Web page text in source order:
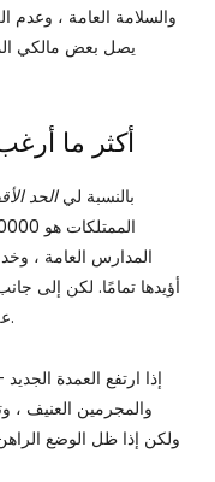
والسلامة العامة ، وعدم
يصل بعض مالكي
أكثر ما
بالنسبة ليالحد
المدارس العامة ،
أؤيدها تمامًا. لكن إلى
على مدى جودة حكومة مدينتي بالفعل سكانها.
إذا ارتفع العمدة
والمجرمين العنيف ،
ولكن إذا ظل الوضع